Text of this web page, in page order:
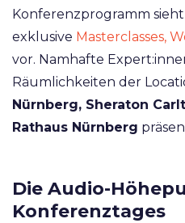
Konferenzprogramm
exklusive Masterclasses,
vor. Namhafte
Räumlichkeiten der
Nürnberg, Sheraton
Rathaus Nürnberg
Die Audio-
Konferenztages